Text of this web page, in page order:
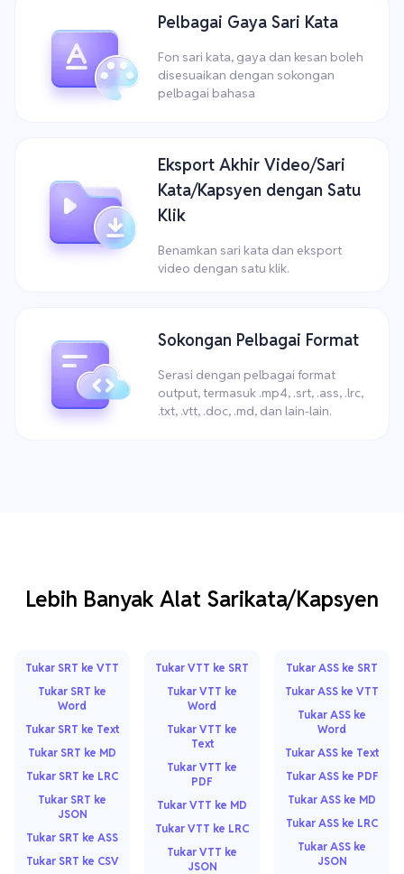
Pelbagai Gaya Sari Kata
Fon sari kata, gaya dan kesan boleh
disesuaikan dengan sokongan
pelbagai bahasa
Eksport Akhir Video/Sari
Kata/Kapsyen dengan Satu
Klik
Benamkan sari kata dan eksport
video dengan satu klik.
Sokongan Pelbagai Format
Serasi dengan pelbagai format
output, termasuk .mp4, .srt, .ass, .lrc,
.txt, .vtt, .doc, .md, dan lain-lain.
Lebih Banyak Alat Sarikata/Kapsyen
Tukar SRT ke VTT
Tukar SRT ke
Word
Tukar SRT ke Text
Tukar SRT ke MD
Tukar SRT ke LRC
Tukar SRT ke
JSON
Tukar SRT ke ASS
Tukar SRT ke CSV
Tukar VTT ke SRT
Tukar VTT ke
Word
Tukar VTT ke
Text
Tukar VTT ke
PDF
Tukar VTT ke MD
Tukar VTT ke LRC
Tukar VTT ke
JSON
Tukar ASS ke SRT
Tukar ASS ke VTT
Tukar ASS ke
Word
Tukar ASS ke Text
Tukar ASS ke PDF
Tukar ASS ke MD
Tukar ASS ke LRC
Tukar ASS ke
JSON